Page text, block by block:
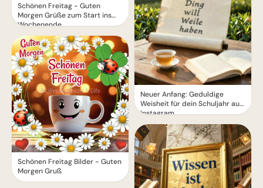
Schönen Freitag - Guten
Morgen Grüße zum Start ins
Wochenende
Schönen Freitag Bilder - Guten
Morgen Gruß
Neuer Anfang: Geduldige
Weisheit für dein Schuljahr auf
Instagram.